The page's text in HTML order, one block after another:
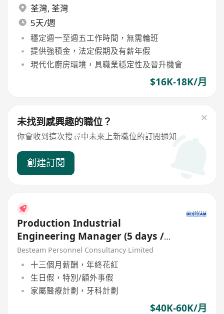
荃灣, 荃灣
5天/週
穩定週一至週五工作時間，無需輪班
提供強積金，法定假期及有薪年假
現代化廚房環境，具職業穩定性及晉升機會
$16K-18K/月
未找到感興趣的職位？
你會收到這次搜尋中未來上新職位的訂閱通知
創建訂閱
Production Industrial
Engineering Manager (5 days /
Manufacturing)
Besteam Personnel Consultancy Limited
十三個月薪酬，年終花紅
生日假，特別/額外事假
家屬醫療計劃，牙科計劃
$40K-60K/月